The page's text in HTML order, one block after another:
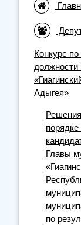
Конкурс
должности
Адыгея»
Главы
по